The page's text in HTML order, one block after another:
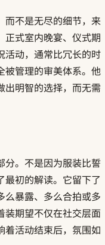
而不是无尽的细节，来
正式室内晚宴、仪式期
活动，通常比冗长的时
被管理的审美体系。他
出明智的选择，而无需
分。不是因为服装比誓
最初的解读。它留下了
么暴露、多么合拍或多
装期望不仅在社交层面
着活动结束后，氛围如